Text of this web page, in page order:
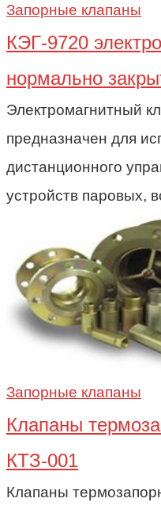
Запорные клапаны
КЭГ-9720
нормально
Электромагнитный
предназначен для
дистанционного
устройств паровых,
Запорные клапаны
Клапаны
КТЗ-001
Клапаны